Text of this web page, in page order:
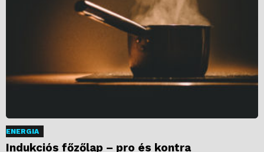
ENERGIA
Indukciós főzőlap – pro és kontra